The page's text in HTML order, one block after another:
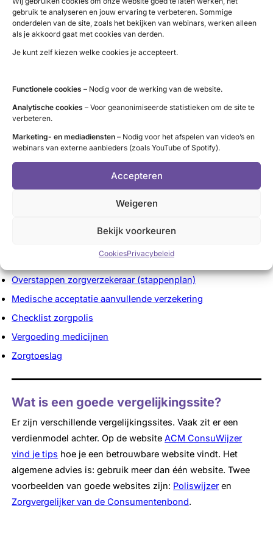
gebruik te analyseren en jouw ervaring te verbeteren. Sommige
onderdelen van de site, zoals het bekijken van webinars, werken alleen
als je akkoord gaat met cookies van derden.
Je kunt zelf kiezen welke cookies je accepteert.
Functionele cookies – Nodig voor de werking van de website.
Analytische cookies – Voor geanonimiseerde statistieken om de site te
verbeteren.
Marketing- en mediadiensten – Nodig voor het afspelen van video’s en
webinars van externe aanbieders (zoals YouTube of Spotify).
Accepteren
Weigeren
Bekijk voorkeuren
CookiesPrivacybeleid
je je oriënteert op een andere zorgverzekering of als je
situatie verandert gedurende de looptijd van de
Handige informatie op betrouwbare
websites
Chronisch ziek zijn en verzekeren
Zorgverzekering en chronisch ziek
Basisinformatie zorgverzekering
Overstappen zorgverzekeraar
Overstappen zorgverzekeraar (stappenplan)
Medische acceptatie aanvullende verzekering
Checklist zorgpolis
Vergoeding medicijnen
Zorgtoeslag
Wat is een goede vergelijkingssite?
Er zijn verschillende vergelijkingssites. Vaak zit er een
verdienmodel achter. Op de websiteACM ConsuWijzer
vind je tips hoe je een betrouwbare website vindt. Het
algemene advies is: gebruik meer dan één website. Twee
voorbeelden van goede websites zijn: Poliswijzeren
Zorgvergelijker van de Consumentenbond.